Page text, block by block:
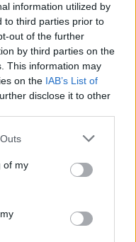
information utilized by
to third parties prior to
out of the further
by third parties on the
This information may
on the IAB’s List of
disclose it to other
one or more Google
You may click to
its third-party tags to
in below Google
of my